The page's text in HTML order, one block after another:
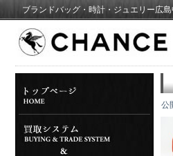
ブランドバッグ・時計・ジュエリー広
公